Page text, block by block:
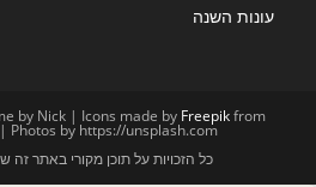
עונות השנה
by Nick | Icons made by Freepikfrom
| Photos by https://unsplash.com
כל הזכויות על תוכן מקורי באתר זה